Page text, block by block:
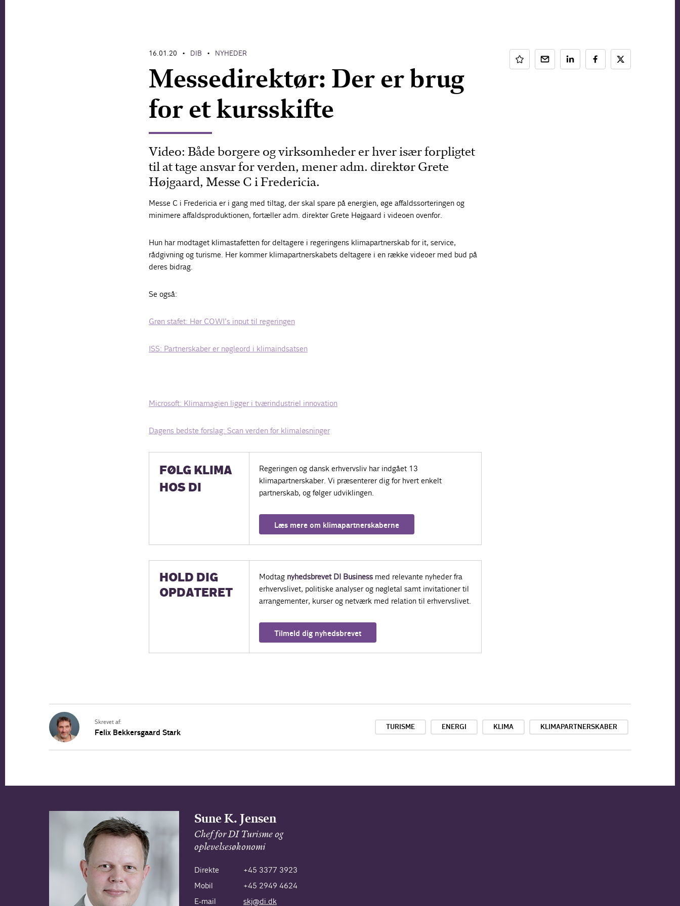
16.01.20 • DIB • NYHEDER
Messedirektør: Der er brug
for et kursskifte
Video: Både borgere og virksomheder er hver især forpligtet
til at tage ansvar for verden, mener adm. direktør Grete
Højgaard, Messe C i Fredericia.
Messe C i Fredericia er i gang med tiltag, der skal spare på energien, øge affaldssorteringen og
minimere affaldsproduktionen, fortæller adm. direktør Grete Højgaard i videoen ovenfor.
Hun har modtaget klimastafetten for deltagere i regeringens klimapartnerskab for it, service,
rådgivning og turisme. Her kommer klimapartnerskabets deltagere i en række videoer med bud på
deres bidrag.
Se også:
Grøn stafet: Hør COWI’s input til regeringen
ISS: Partnerskaber er nøgleord i klimaindsatsen
Microsoft: Klimamagien ligger i tværindustriel innovation
Dagens bedste forslag: Scan verden for klimaløsninger
FØLG KLIMA
HOS DI
Regeringen og dansk erhvervsliv har indgået 13
klimapartnerskaber. Vi præsenterer dig for hvert enkelt
partnerskab, og følger udviklingen.
Læs mere om klimapartnerskaberne
HOLD DIG
OPDATERET
Modtag nyhedsbrevet DI Businessmed relevante nyheder fra
erhvervslivet, politiske analyser og nøgletal samt invitationer til
arrangementer, kurser og netværk med relation til erhvervslivet.
Tilmeld dig nyhedsbrevet
Skrevet af:
Felix Bekkersgaard Stark
TURISME ENERGI KLIMA KLIMAPARTNERSKABER
Sune K. Jensen
Chef for DI Turisme og
oplevelsesøkonomi
Direkte
+45 3377 3923
Mobil
+45 2949 4624
E-mail
skj@di.dk